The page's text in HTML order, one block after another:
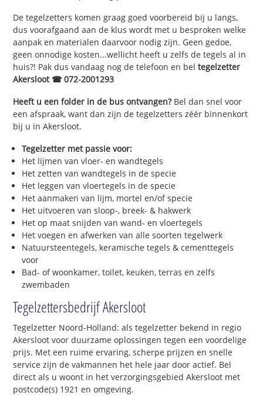
De tegelzetters komen graag goed voorbereid bij u langs,
dus voorafgaand aan de klus wordt met u besproken welke
aanpak en materialen daarvoor nodig zijn. Geen gedoe,
geen onnodige kosten...wellicht heeft u zelfs de tegels al in
huis?! Pak dus vandaag nog de telefoon en beltegelzetter
Akersloot ☎ 072-2001293
Heeft u een folder in de bus ontvangen?Bel dan snel voor
een afspraak, want dan zijn de tegelzetters zéér binnenkort
bij u in Akersloot.
Tegelzetter met passie voor:
Het lijmen van vloer- en wandtegels
Het zetten van wandtegels in de specie
Het leggen van vloertegels in de specie
Het aanmaken van lijm, mortel en/of specie
Het uitvoeren van sloop-, breek- & hakwerk
Het op maat snijden van wand- en vloertegels
Het voegen en afwerken van alle soorten tegelwerk
Natuursteentegels, keramische tegels & cementtegels
voor
Bad- of woonkamer, toilet, keuken, terras en zelfs
zwembaden
Tegelzettersbedrijf Akersloot
Tegelzetter Noord-Holland: als tegelzetter bekend in regio
Akersloot voor duurzame oplossingen tegen een voordelige
prijs. Met een ruime ervaring, scherpe prijzen en snelle
service zijn de vakmannen het hele jaar door actief. Bel
direct als u woont in het verzorgingsgebied Akersloot met
postcode(s) 1921 en omgeving.